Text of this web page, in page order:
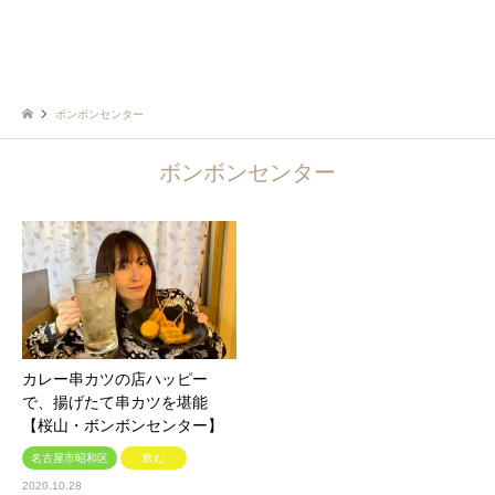
ボンボンセンター
ボンボンセンター
カレー串カツの店ハッピー
で、揚げたて串カツを堪能
【桜山・ボンボンセンター】
名古屋市昭和区 飲む
2020.10.28